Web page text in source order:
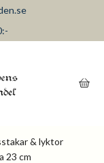
& lyktor
23 cm